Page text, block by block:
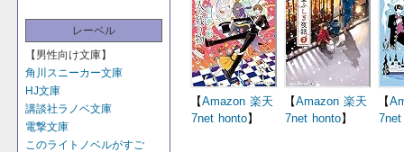
レーベル
【男性向け文庫】
角川スニーカー文庫
HJ文庫
講談社ラノベ文庫
電撃文庫
このライトノベルがすご
【Amazon 楽天
7net honto】
【Amazon 楽天
7net honto】
【
7net